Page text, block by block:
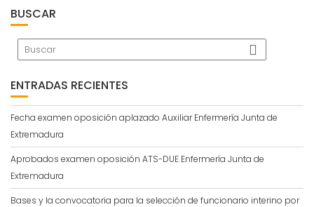
BUSCAR
ENTRADAS RECIENTES
Fecha examen oposición aplazado Auxiliar Enfermería Junta de
Extremadura
Aprobados examen oposición ATS-DUE Enfermería Junta de
Extremadura
Bases y la convocatoria para la selección de funcionario interino por